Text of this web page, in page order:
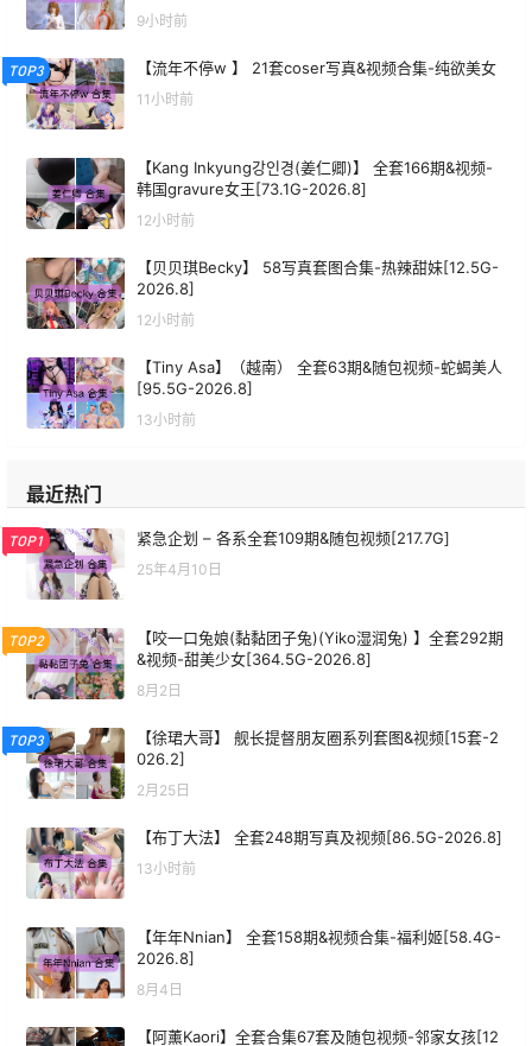
9小时前
TOP3 【流年不停w 】 21套coser写真&视频合集-纯欲美女
11小时前
【Kang Inkyung강인경(姜仁卿)】 全套166期&视频-
韩国gravure女王[73.1G-2026.8]
12小时前
【贝贝琪Becky】 58写真套图合集-热辣甜妹[12.5G-
2026.8]
12小时前
【Tiny Asa】（越南） 全套63期&随包视频-蛇蝎美人
[95.5G-2026.8]
13小时前
最近热门
TOP1 紧急企划 – 各系全套109期&随包视频[217.7G]
25年4月10日
TOP2
【咬一口兔娘(黏黏团子兔)(Yiko湿润兔) 】全套292期
&视频-甜美少女[364.5G-2026.8]
8月2日
TOP3
【徐珺大哥】 舰长提督朋友圈系列套图&视频[15套-2
026.2]
2月25日
【布丁大法】 全套248期写真及视频[86.5G-2026.8]
13小时前
【年年Nnian】 全套158期&视频合集-福利姬[58.4G-
2026.8]
8月4日
【阿薰Kaori】全套合集67套及随包视频-邻家女孩[12